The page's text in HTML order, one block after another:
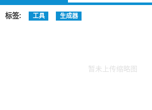
标签 工具 生成器
暂未上传缩略图